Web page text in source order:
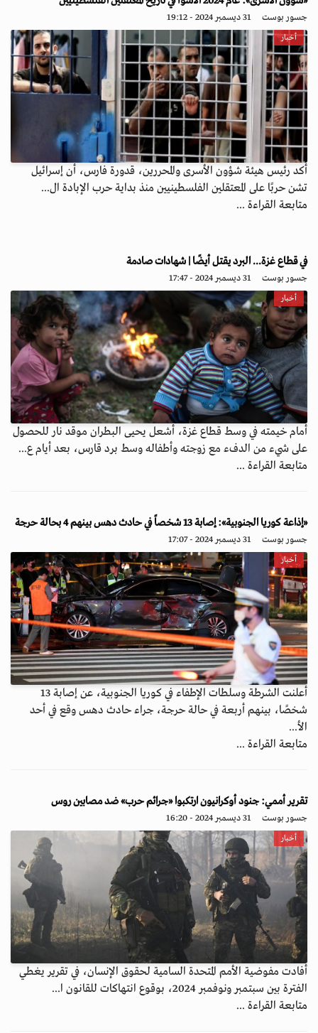
جسور بوست 31 ديسمبر 2024 - 19:12
أخبار
أكد رئيس هيئة شؤون الأسرى والمحررين، قدورة فارس، أن إسرائيل
تشن حربًا على المعتقلين الفلسطينيين منذ بداية حرب الإبادة ال...
متابعة القراءة ...
في قطاع غزة... البرد يقتل أيضًا | شهادات صادمة
جسور بوست 31 ديسمبر 2024 - 17:47
أخبار
أمام خيمته في وسط قطاع غزة، أشعل يحيى البطران موقد نار للحصول
على شيء من الدفء مع زوجته وأطفاله وسط برد قارس، بعد أيام ع...
متابعة القراءة ...
«إذاعة كوريا الجنوبية»: إصابة 13 شخصاً في حادث دهس بينهم 4 بحالة حرجة
جسور بوست 31 ديسمبر 2024 - 17:07
أخبار
أعلنت الشرطة وسلطات الإطفاء في كوريا الجنوبية، عن إصابة 13
شخصًا، بينهم أربعة في حالة حرجة، جراء حادث دهس وقع في أحد
الأ...
متابعة القراءة ...
تقرير أممي: جنود أوكرانيون ارتكبوا «جرائم حرب» ضد مصابين روس
جسور بوست 31 ديسمبر 2024 - 16:20
أخبار
أفادت مفوضية الأمم المتحدة السامية لحقوق الإنسان، في تقرير يغطي
الفترة بين سبتمبر ونوفمبر 2024، بوقوع انتهاكات للقانون ا...
متابعة القراءة ...